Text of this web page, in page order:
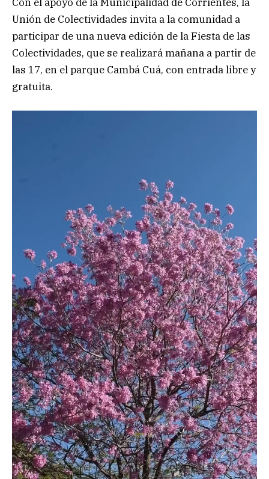
Unión de Colectividades invita a la comunidad a
participar de una nueva edición de la Fiesta de las
Colectividades, que se realizará mañana a partir de
las 17, en el parque Cambá Cuá, con entrada libre y
gratuita.